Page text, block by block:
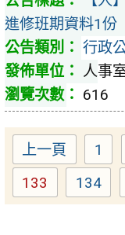
進修班期資料1份
行政
人事
616
上一頁 1
Page
133 Page
134